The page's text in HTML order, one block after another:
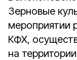
Зерновые
мероприятии
КФХ,
на